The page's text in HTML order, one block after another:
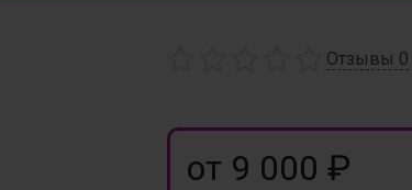
Отзывы 0
от 9 000 ₽